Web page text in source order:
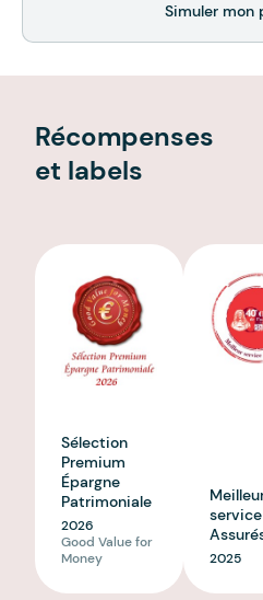
Simuler mon
Récompenses
et labels
Sélection
Premium
Épargne
Patrimoniale
2026
Good Value for
Money
2025